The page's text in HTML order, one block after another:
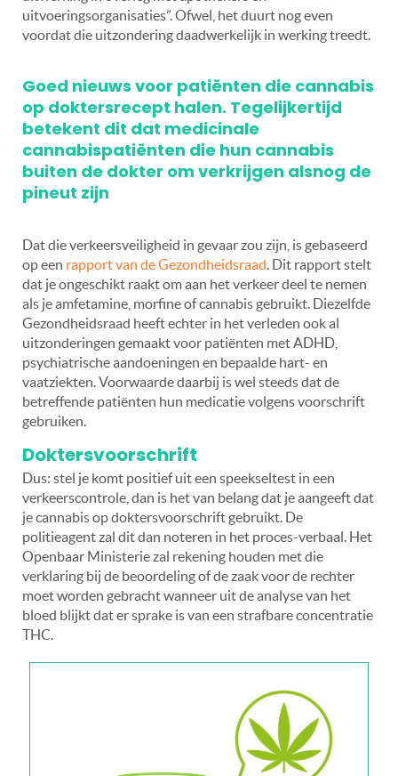
uitvoeringsorganisaties”. Ofwel, het duurt nog even
voordat die uitzondering daadwerkelijk in werking treedt.
Goed nieuws voor patiënten die cannabis
op doktersrecept halen. Tegelijkertijd
betekent dit dat medicinale
cannabispatiënten die hun cannabis
buiten de dokter om verkrijgen alsnog de
pineut zijn
Dat die verkeersveiligheid in gevaar zou zijn, is gebaseerd
op een rapport van de Gezondheidsraad. Dit rapport stelt
dat je ongeschikt raakt om aan het verkeer deel te nemen
als je amfetamine, morfine of cannabis gebruikt. Diezelfde
Gezondheidsraad heeft echter in het verleden ook al
uitzonderingen gemaakt voor patiënten met ADHD,
psychiatrische aandoeningen en bepaalde hart- en
vaatziekten. Voorwaarde daarbij is wel steeds dat de
betreffende patiënten hun medicatie volgens voorschrift
gebruiken.
Doktersvoorschrift
Dus: stel je komt positief uit een speekseltest in een
verkeerscontrole, dan is het van belang dat je aangeeft dat
je cannabis op doktersvoorschrift gebruikt. De
politieagent zal dit dan noteren in het proces-verbaal. Het
Openbaar Ministerie zal rekening houden met die
verklaring bij de beoordeling of de zaak voor de rechter
moet worden gebracht wanneer uit de analyse van het
bloed blijkt dat er sprake is van een strafbare concentratie
THC.